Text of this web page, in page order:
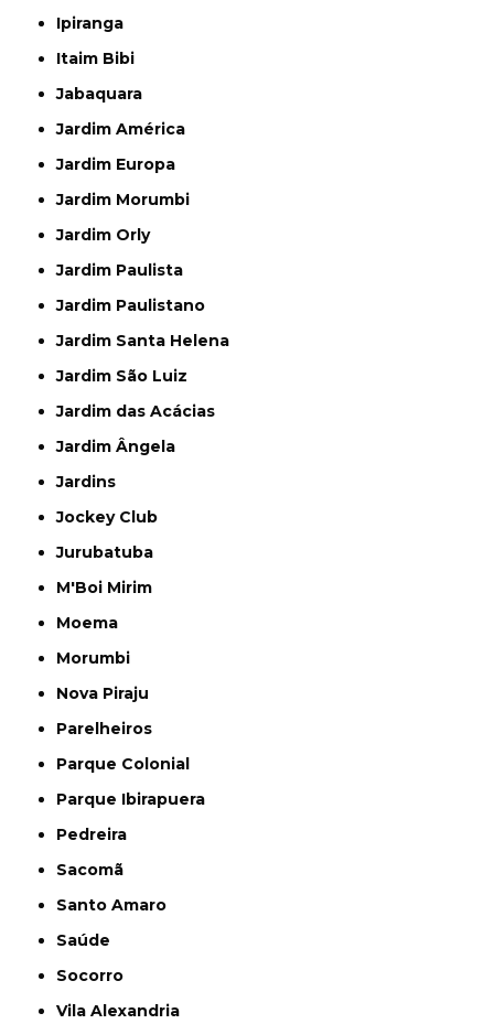
Ipiranga
Itaim Bibi
Jabaquara
Jardim América
Jardim Europa
Jardim Morumbi
Jardim Orly
Jardim Paulista
Jardim Paulistano
Jardim Santa Helena
Jardim São Luiz
Jardim das Acácias
Jardim Ângela
Jardins
Jockey Club
Jurubatuba
M'Boi Mirim
Moema
Morumbi
Nova Piraju
Parelheiros
Parque Colonial
Parque Ibirapuera
Pedreira
Sacomã
Santo Amaro
Saúde
Socorro
Vila Alexandria